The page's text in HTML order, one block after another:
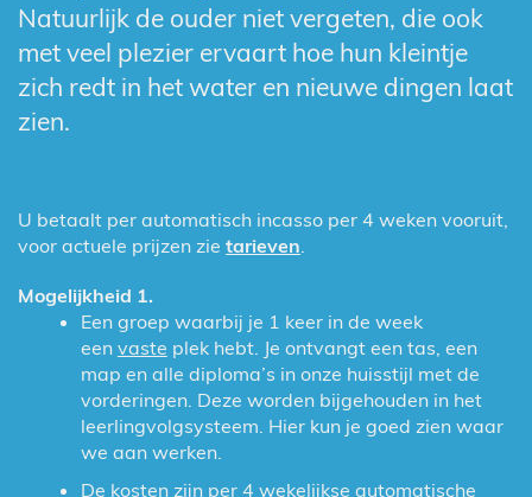
Natuurlijk de ouder niet vergeten, die ook
met veel plezier ervaart hoe hun kleintje
zich redt in het water en nieuwe dingen laat
zien.
U betaalt per automatisch incasso per 4 weken vooruit,
voor actuele prijzen zie tarieven
Mogelijkheid 1.
Een groep waarbij je 1 keer in de week
een vaste plek hebt. Je ontvangt een tas, een
map en alle diploma’s in onze huisstijl met de
vorderingen. Deze worden bijgehouden in het
leerlingvolgsysteem. Hier kun je goed zien waar
we aan werken.
De kosten zijn per 4 wekelijkse automatische